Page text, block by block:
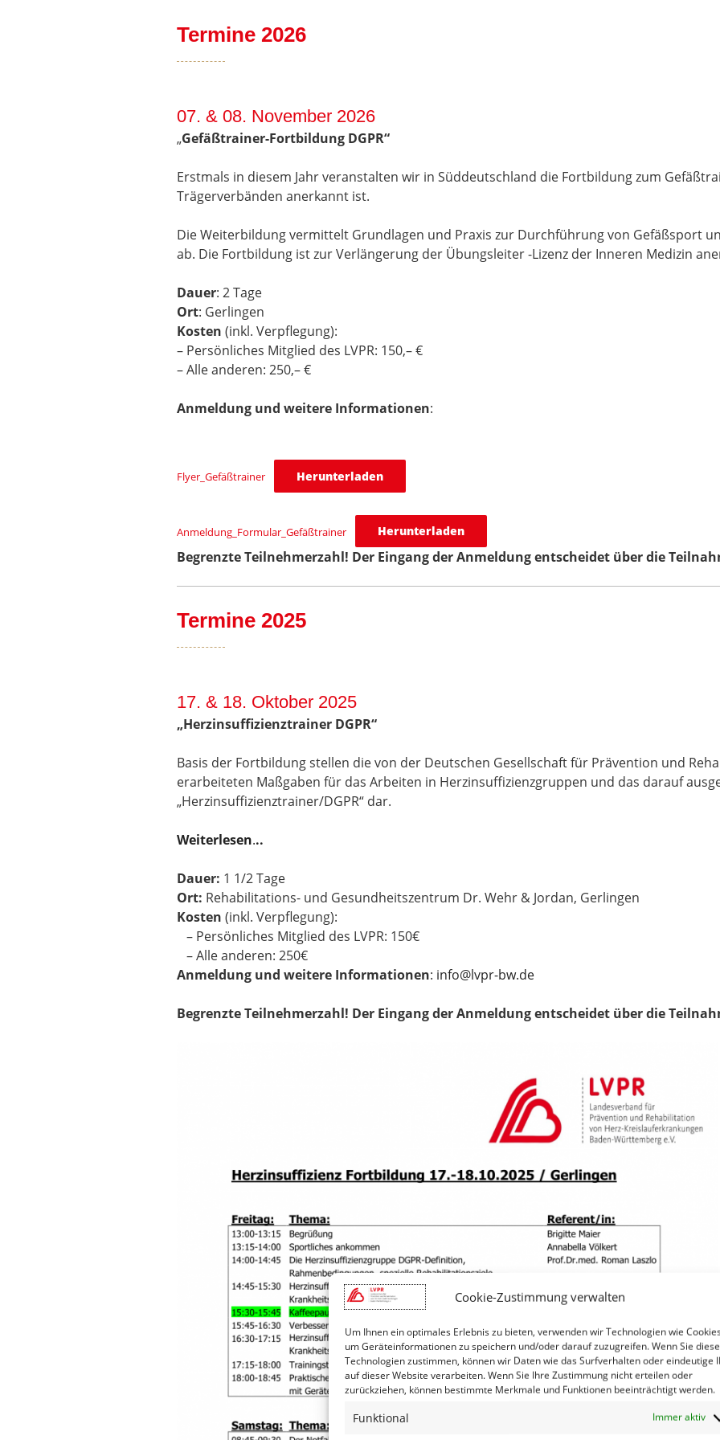
Cookie-Zustimmung verwalten
Um Ihnen ein optimales Erlebnis zu bieten, verwenden wir Technologien wie
um Geräteinformationen zu speichern und/oder darauf zuzugreifen. Wenn Sie
Technologien zustimmen, können wir Daten wie das Surfverhalten oder eindeutige
auf dieser Website verarbeiten. Wenn Sie Ihre Zustimmung nicht erteilen oder
zurückziehen, können bestimmte Merkmale und Funktionen beeinträchtigt werden.
Funktional Immer aktiv
Termine 2026
07. & 08. November 2026
„Gefäßtrainer-Fortbildung DGPR“
Erstmals in diesem Jahr veranstalten wir in Süddeutschland die Fortbildung zum
Trägerverbänden anerkannt ist.
Die Weiterbildung vermittelt Grundlagen und Praxis zur Durchführung von Gefäßsport
ab. Die Fortbildung ist zur Verlängerung der Übungsleiter -Lizenz der Inneren Medizin
Dauer: 2 Tage
Ort: Gerlingen
Kosten (inkl. Verpflegung):
– Persönliches Mitglied des LVPR: 150,– €
– Alle anderen: 250,– €
Anmeldung und weitere Informationen:
Flyer_Gefäßtrainer Herunterladen
Anmeldung_Formular_Gefäßtrainer Herunterladen
Begrenzte Teilnehmerzahl! Der Eingang der Anmeldung entscheidet über die
Termine 2025
17. & 18. Oktober 2025
„Herzinsuffizienztrainer DGPR“
Basis der Fortbildung stellen die von der Deutschen Gesellschaft für Prävention und
erarbeiteten Maßgaben für das Arbeiten in Herzinsuffizienzgruppen und das darauf
„Herzinsuffizienztrainer/DGPR“ dar.
Weiterlesen...
Dauer: 1 1/2 Tage
Ort: Rehabilitations- und Gesundheitszentrum Dr. Wehr & Jordan, Gerlingen
Kosten (inkl. Verpflegung):
– Persönliches Mitglied des LVPR: 150€
– Alle anderen: 250€
Anmeldung und weitere Informationen: info@lvpr-bw.de
Begrenzte Teilnehmerzahl! Der Eingang der Anmeldung entscheidet über die